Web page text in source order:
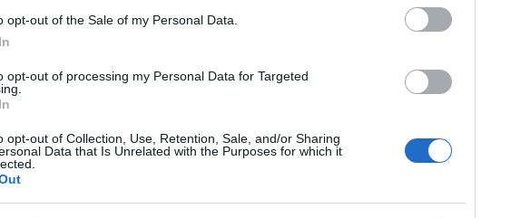
opt-out of the Sale of my Personal Data.
opt-out of processing my Personal Data for Targeted
opt-out of Collection, Use, Retention, Sale, and/or Sharing
Data that Is Unrelated with the Purposes for which it
și subcategoriile sale:
de fitness pentru un stil de viață sănătos
la 17:34:17 UTC
potrivite poate transforma călătoria ta către sănătate dintr-o corvoadă
de exerciții combină eficacitatea cu sustenabilitatea, menținându-te
cuprinzător, vom explora și vom clasifica cele mai bune 10 activități de
ajutându-te să descoperi opțiuni care se aliniază obiectivelor tale
de fitness.